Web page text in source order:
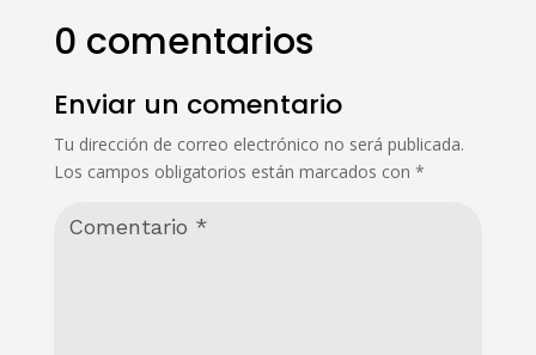
0 comentarios
Enviar un comentario
Tu dirección de correo electrónico no será publicada.
Los campos obligatorios están marcados con *